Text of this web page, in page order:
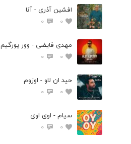
افشین آذری - آنا
0
0
مهدی فایضی - وور یورگیم
0
0
حید ان لاو - اوزوم
0
0
سیام - اوی اوی
0
0